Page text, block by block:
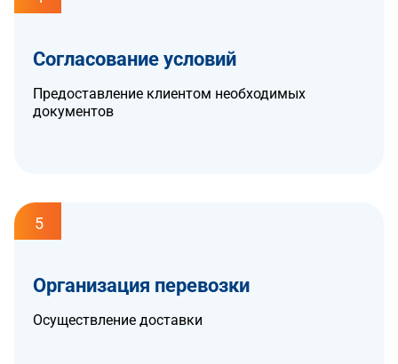
Согласование условий
Предоставление клиентом необходимых
документов
5
Организация перевозки
Осуществление доставки